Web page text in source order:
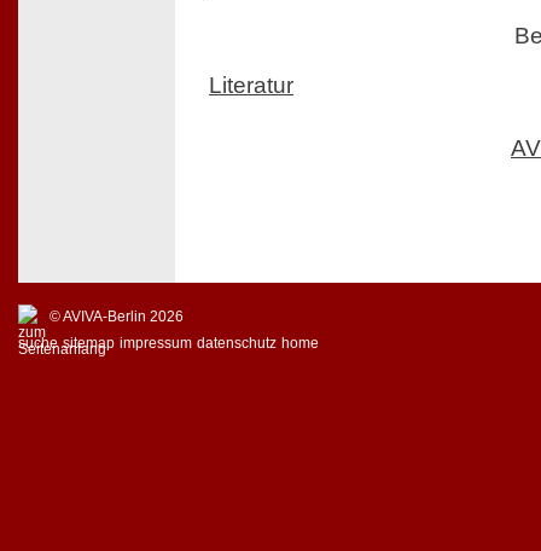
Literatur
© AVIVA-Berlin 2026
suche sitemap impressum datenschutz home